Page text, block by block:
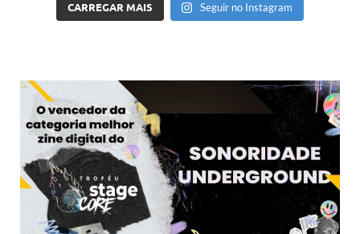
CARREGAR MAIS Seguir no Instagram